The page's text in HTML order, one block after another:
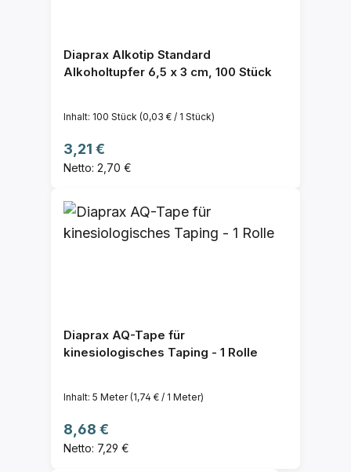
Diaprax Alkotip Standard
Alkoholtupfer 6,5 x 3 cm, 100 Stück
Inhalt: 100 Stück (0,03 € / 1 Stück)
Regulärer Preis:
3,21 €
Netto: 2,70 €
Diaprax AQ-Tape für
kinesiologisches Taping - 1 Rolle
Inhalt: 5 Meter(1,74 € / 1 Meter)
Regulärer Preis:
8,68 €
Netto: 7,29 €